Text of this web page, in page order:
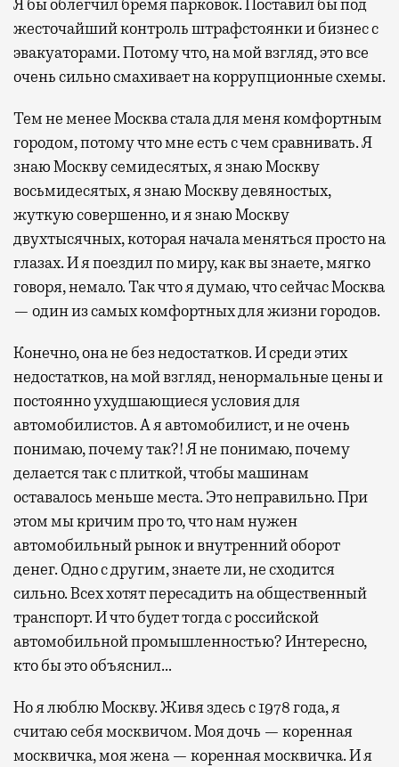
Я бы облегчил бремя парковок. Поставил бы под
жесточайший контроль штрафстоянки и бизнес с
эвакуаторами. Потому что, на мой взгляд, это все
очень сильно смахивает на коррупционные схемы.
Тем не менее Москва стала для меня комфортным
городом, потому что мне есть с чем сравнивать. Я
знаю Москву семидесятых, я знаю Москву
восьмидесятых, я знаю Москву девяностых,
жуткую совершенно, и я знаю Москву
двухтысячных, которая начала меняться просто на
глазах. И я поездил по миру, как вы знаете, мягко
говоря, немало. Так что я думаю, что сейчас Москва
— один из самых комфортных для жизни городов.
Конечно, она не без недостатков. И среди этих
недостатков, на мой взгляд, ненормальные цены и
постоянно ухудшающиеся условия для
автомобилистов. А я автомобилист, и не очень
понимаю, почему так?! Я не понимаю, почему
делается так с плиткой, чтобы машинам
оставалось меньше места. Это неправильно. При
этом мы кричим про то, что нам нужен
автомобильный рынок и внутренний оборот
денег. Одно с другим, знаете ли, не сходится
сильно. Всех хотят пересадить на общественный
транспорт. И что будет тогда с российской
автомобильной промышленностью? Интересно,
кто бы это объяснил…
Но я люблю Москву. Живя здесь с 1978 года, я
считаю себя москвичом. Моя дочь — коренная
москвичка, моя жена — коренная москвичка. И я